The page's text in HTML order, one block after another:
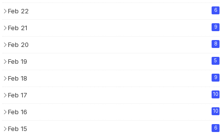
Feb 22 6
Feb 21 9
Feb 20 8
Feb 19 5
Feb 18 9
Feb 17 10
Feb 16 10
Feb 15 6